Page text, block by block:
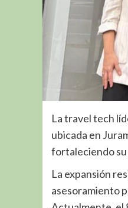
La travel tech
ubicada en
fortaleciendo su
La expansión
asesoramiento